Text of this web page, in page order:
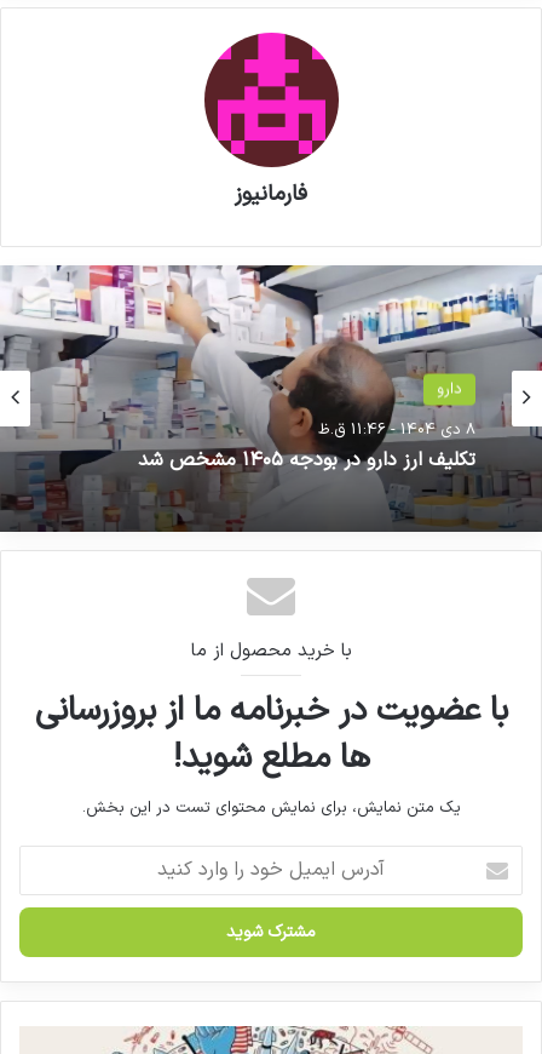
فارمانیوز
دارو
8 دی 1404 - 11:46 ق.ظ
تکلیف ارز دارو در بودجه ۱۴۰۵ مشخص شد
حوزه سلامت
26 تیر 1399 - 12:36 ب.ظ
مصاحبه آقای دکتر محمد حقیقی مدیرعامل شرکت
با خرید محصول از ما
با عضویت در خبرنامه ما از بروزرسانی
ها مطلع شوید!
یک متن نمایش، برای نمایش محتوای تست در این بخش.
ر
ا
ی
م